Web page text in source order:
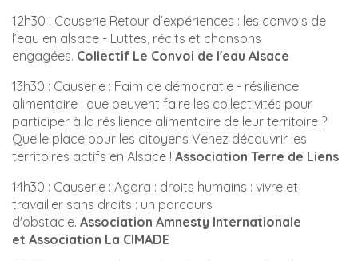
12h30 : Causerie Retour d’expériences : les convois de
l’eau en alsace - Luttes, récits et chansons
engagées. Collectif Le Convoi de l'eau Alsace
13h30 : Causerie : Faim de démocratie - résilience
alimentaire : que peuvent faire les collectivités pour
participer à la résilience alimentaire de leur territoire ?
Quelle place pour les citoyens Venez découvrir les
territoires actifs en Alsace ! Association Terre de Liens
14h30 : Causerie : Agora : droits humains : vivre et
travailler sans droits : un parcours
d'obstacle. Association Amnesty Internationale
et Association La CIMADE